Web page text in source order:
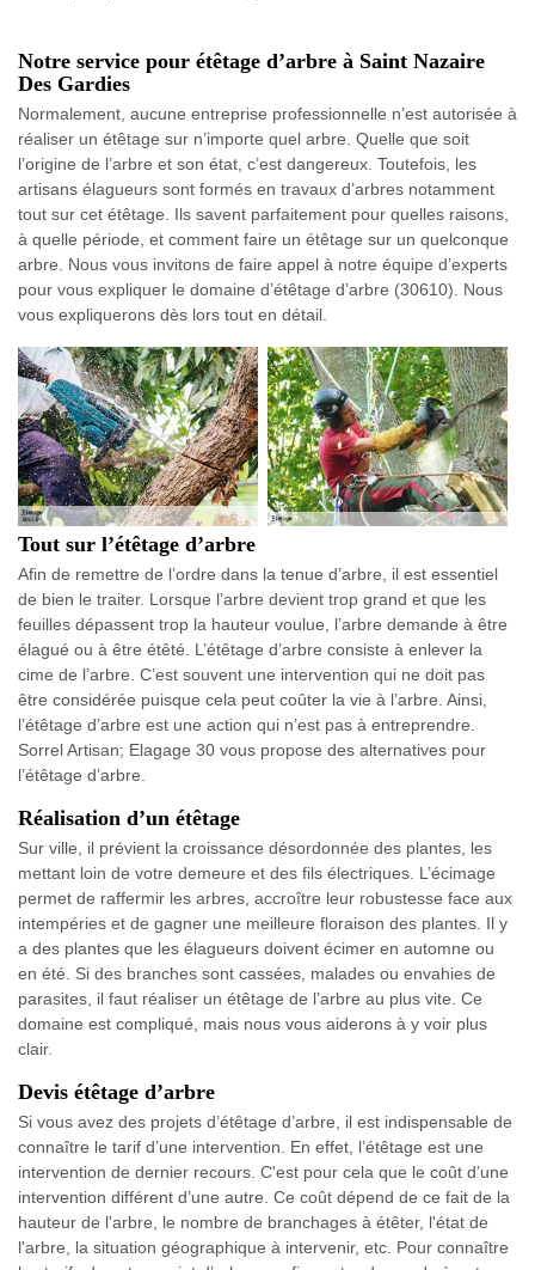
Notre service pour étêtage d’arbre à Saint Nazaire
Des Gardies
Normalement, aucune entreprise professionnelle n’est autorisée à
réaliser un étêtage sur n’importe quel arbre. Quelle que soit
l’origine de l’arbre et son état, c’est dangereux. Toutefois, les
artisans élagueurs sont formés en travaux d’arbres notamment
tout sur cet étêtage. Ils savent parfaitement pour quelles raisons,
à quelle période, et comment faire un étêtage sur un quelconque
arbre. Nous vous invitons de faire appel à notre équipe d’experts
pour vous expliquer le domaine d’étêtage d’arbre (30610). Nous
vous expliquerons dès lors tout en détail.
Tout sur l’étêtage d’arbre
Afin de remettre de l’ordre dans la tenue d’arbre, il est essentiel
de bien le traiter. Lorsque l’arbre devient trop grand et que les
feuilles dépassent trop la hauteur voulue, l’arbre demande à être
élagué ou à être étêté. L’étêtage d’arbre consiste à enlever la
cime de l’arbre. C’est souvent une intervention qui ne doit pas
être considérée puisque cela peut coûter la vie à l’arbre. Ainsi,
l’étêtage d’arbre est une action qui n’est pas à entreprendre.
Sorrel Artisan; Elagage 30 vous propose des alternatives pour
l’étêtage d’arbre.
Réalisation d’un étêtage
Sur ville, il prévient la croissance désordonnée des plantes, les
mettant loin de votre demeure et des fils électriques. L’écimage
permet de raffermir les arbres, accroître leur robustesse face aux
intempéries et de gagner une meilleure floraison des plantes. Il y
a des plantes que les élagueurs doivent écimer en automne ou
en été. Si des branches sont cassées, malades ou envahies de
parasites, il faut réaliser un étêtage de l’arbre au plus vite. Ce
domaine est compliqué, mais nous vous aiderons à y voir plus
clair.
Devis étêtage d’arbre
Si vous avez des projets d’étêtage d’arbre, il est indispensable de
connaître le tarif d’une intervention. En effet, l’étêtage est une
intervention de dernier recours. C'est pour cela que le coût d’une
intervention différent d’une autre. Ce coût dépend de ce fait de la
hauteur de l'arbre, le nombre de branchages à étêter, l'état de
l'arbre, la situation géographique à intervenir, etc. Pour connaître